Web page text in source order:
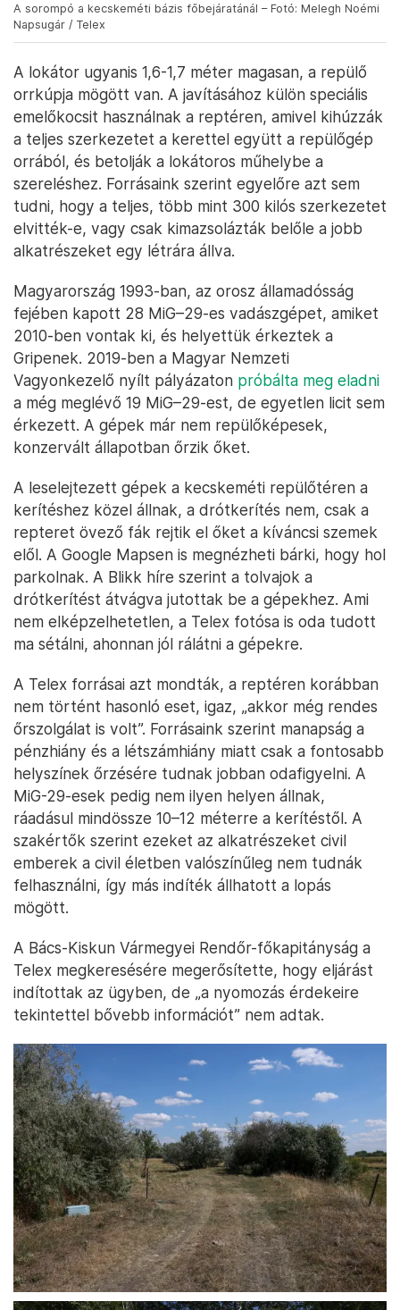
A sorompó a kecskeméti bázis főbejáratánál – Fotó: Melegh Noémi
Napsugár / Telex
A lokátor ugyanis 1,6-1,7 méter magasan, a repülő
orrkúpja mögött van. A javításához külön speciális
emelőkocsit használnak a reptéren, amivel kihúzzák
a teljes szerkezetet a kerettel együtt a repülőgép
orrából, és betolják a lokátoros műhelybe a
szereléshez. Forrásaink szerint egyelőre azt sem
tudni, hogy a teljes, több mint 300 kilós szerkezetet
elvitték-e, vagy csak kimazsolázták belőle a jobb
alkatrészeket egy létrára állva.
Magyarország 1993-ban, az orosz államadósság
fejében kapott 28 MiG–29-es vadászgépet, amiket
2010-ben vontak ki, és helyettük érkeztek a
Gripenek. 2019-ben a Magyar Nemzeti
Vagyonkezelő nyílt pályázaton próbálta meg eladni
a még meglévő 19 MiG–29-est, de egyetlen licit sem
érkezett. A gépek már nem repülőképesek,
konzervált állapotban őrzik őket.
A leselejtezett gépek a kecskeméti repülőtéren a
kerítéshez közel állnak, a drótkerítés nem, csak a
repteret övező fák rejtik el őket a kíváncsi szemek
elől. A Google Mapsen is megnézheti bárki, hogy hol
parkolnak. A Blikk híre szerint a tolvajok a
drótkerítést átvágva jutottak be a gépekhez. Ami
nem elképzelhetetlen, a Telex fotósa is oda tudott
ma sétálni, ahonnan jól rálátni a gépekre.
A Telex forrásai azt mondták, a reptéren korábban
nem történt hasonló eset, igaz, „akkor még rendes
őrszolgálat is volt”. Forrásaink szerint manapság a
pénzhiány és a létszámhiány miatt csak a fontosabb
helyszínek őrzésére tudnak jobban odafigyelni. A
MiG-29-esek pedig nem ilyen helyen állnak,
ráadásul mindössze 10–12 méterre a kerítéstől. A
szakértők szerint ezeket az alkatrészeket civil
emberek a civil életben valószínűleg nem tudnák
felhasználni, így más indíték állhatott a lopás
mögött.
A Bács-Kiskun Vármegyei Rendőr-főkapitányság a
Telex megkeresésére megerősítette, hogy eljárást
indítottak az ügyben, de „a nyomozás érdekeire
tekintettel bővebb információt” nem adtak.